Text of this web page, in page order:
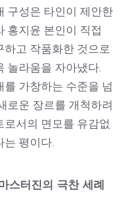
구성은 타인이 제안한
홍지윤 본인이 직접
하고 작품화한 것으로
놀라움을 자아냈다.
를 가창하는 수준을 넘
로운 장르를 개척하려
로서의 면모를 유감없
는 평이다.
스터진의 극찬 세례